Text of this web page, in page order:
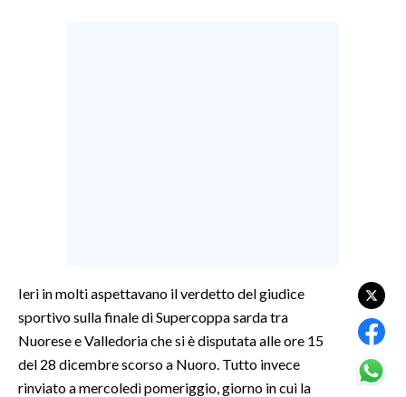
SPETTACOLI
GOSSIP
Ieri in molti aspettavano il verdetto del giudice
sportivo sulla finale di Supercoppa sarda tra
Nuorese e Valledoria che si è disputata alle ore 15
del 28 dicembre scorso a Nuoro. Tutto invece
rinviato a mercoledì pomeriggio, giorno in cui la